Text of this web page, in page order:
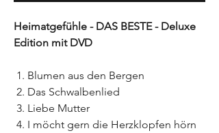
Heimatgefühle - DAS BESTE - Deluxe
Edition mit DVD
Blumen aus den Bergen
Das Schwalbenlied
Liebe Mutter
I möcht gern die Herzklopfen hörn